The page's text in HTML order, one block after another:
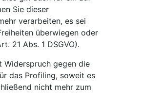
Sie dieser
verarbeiten, es sei
überwiegen oder
21 Abs. 1 DSGVO).
Widerspruch gegen die
das Profiling, soweit es
nicht mehr zum